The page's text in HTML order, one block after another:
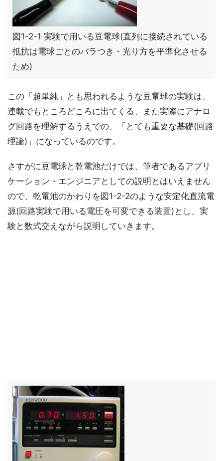
図1-2-1 実験で用いる豆電球(直列に接続されている
抵抗は電球ごとのバラつき・光り方を平準化させる
ため)
この「超単純」とも思われるような豆電球の実験は、
連載でもところどころに出てくる、また実際にアナロ
グ回路を理解するうえでの、「とても重要な基礎(回路
理論)」になっているのです。
さすがに豆電球と乾電池だけでは、筆者であるアプリ
ケーション・エンジニアとしての説明とはいえません
ので、乾電池のかわりを図1-2-2のような安定化直流電
源(回路実験で用いる電圧を可変できる装置)とし、実
験と数式交えながら説明していきます。